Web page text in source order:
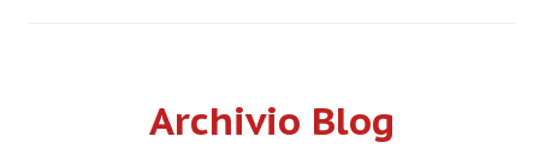
Archivio Blog